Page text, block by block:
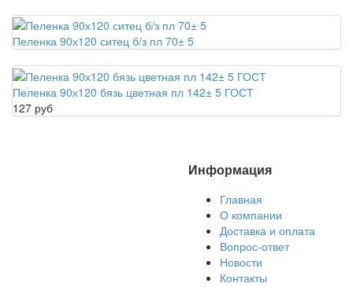
Пеленка 90х120 ситец б/з пл 70± 5
Пеленка 90х120 бязь цветная пл 142± 5 ГОСТ
127 руб
Информация
Главная
О компании
Доставка и оплата
Вопрос-ответ
Новости
Контакты